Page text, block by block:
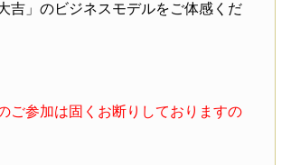
吉」のビジネスモデルをご体感くだ
ご参加は固くお断りしておりますの